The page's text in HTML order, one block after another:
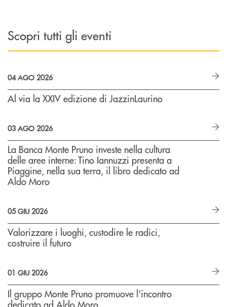
Scopri tutti gli eventi
04 AGO 2026
Al via la XXIV edizione di JazzinLaurino
03 AGO 2026
La Banca Monte Pruno investe nella cultura
delle aree interne: Tino Iannuzzi presenta a
Piaggine, nella sua terra, il libro dedicato ad
Aldo Moro
05 GIU 2026
Valorizzare i luoghi, custodire le radici,
costruire il futuro
01 GIU 2026
Il gruppo Monte Pruno promuove l'incontro
dedicato ad Aldo Moro